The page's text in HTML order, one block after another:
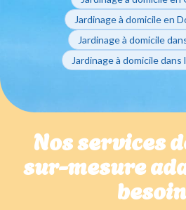
Jardinage à domicile en
Jardinage à domicile
Jardinage à domicile dans
Nos services
sur-mesure